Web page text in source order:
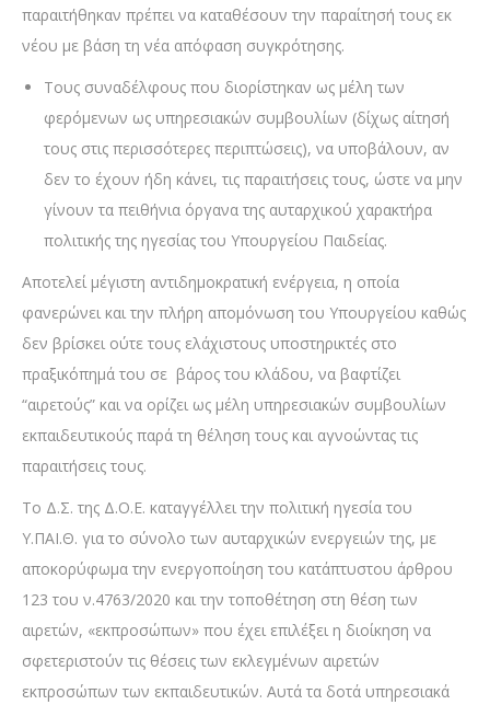
παραιτήθηκαν πρέπει να καταθέσουν την παραίτησή τους εκ
νέου με βάση τη νέα απόφαση συγκρότησης.
Τους συναδέλφους που διορίστηκαν ως μέλη των
φερόμενων ως υπηρεσιακών συμβουλίων (δίχως αίτησή
τους στις περισσότερες περιπτώσεις), να υποβάλουν, αν
δεν το έχουν ήδη κάνει, τις παραιτήσεις τους, ώστε να μην
γίνουν τα πειθήνια όργανα της αυταρχικού χαρακτήρα
πολιτικής της ηγεσίας του Υπουργείου Παιδείας.
Αποτελεί μέγιστη αντιδημοκρατική ενέργεια, η οποία
φανερώνει και την πλήρη απομόνωση του Υπουργείου καθώς
δεν βρίσκει ούτε τους ελάχιστους υποστηρικτές στο
πραξικόπημά του σε βάρος του κλάδου, να βαφτίζει
“αιρετούς” και να ορίζει ως μέλη υπηρεσιακών συμβουλίων
εκπαιδευτικούς παρά τη θέληση τους και αγνοώντας τις
παραιτήσεις τους.
Το Δ.Σ. της Δ.Ο.Ε. καταγγέλλει την πολιτική ηγεσία του
Υ.ΠΑΙ.Θ. για το σύνολο των αυταρχικών ενεργειών της, με
αποκορύφωμα την ενεργοποίηση του κατάπτυστου άρθρου
123 του ν.4763/2020 και την τοποθέτηση στη θέση των
αιρετών, «εκπροσώπων» που έχει επιλέξει η διοίκηση να
σφετεριστούν τις θέσεις των εκλεγμένων αιρετών
εκπροσώπων των εκπαιδευτικών. Αυτά τα δοτά υπηρεσιακά